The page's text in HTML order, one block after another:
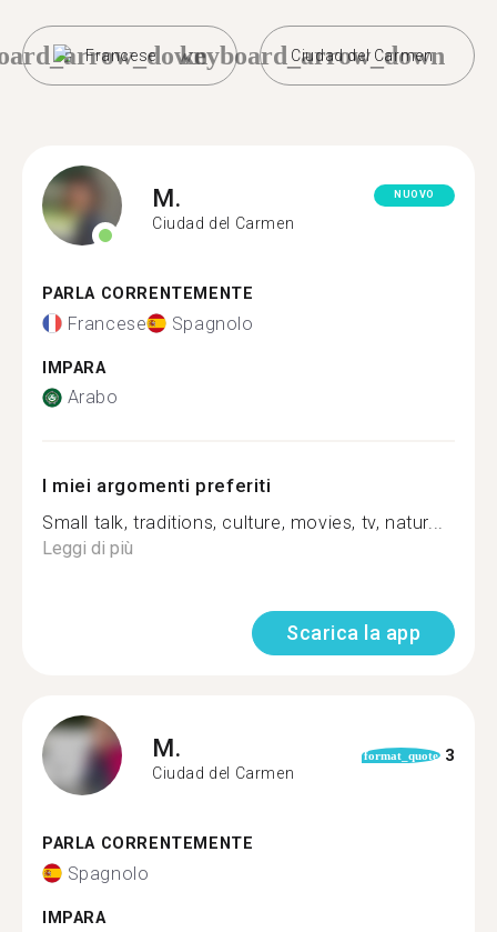
Francese Ciudad del Carmen
keyboard_arrow_down
M.
Ciudad del Carmen
NUOVO
PARLA CORRENTEMENTE
Francese Spagnolo
IMPARA
Arabo
I miei argomenti preferiti
Small talk, traditions, culture, movies, tv, natur...
Leggi di più
Scarica la app
M.
Ciudad del Carmen
format_quote 3
PARLA CORRENTEMENTE
Spagnolo
IMPARA